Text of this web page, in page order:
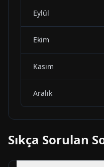
Eylül
Ekim
Kasım
Aralık
Sıkça Sorulan